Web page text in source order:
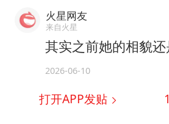
火星网友
来自火星
其实之前她的相貌
2026-06-10
打开APP发贴